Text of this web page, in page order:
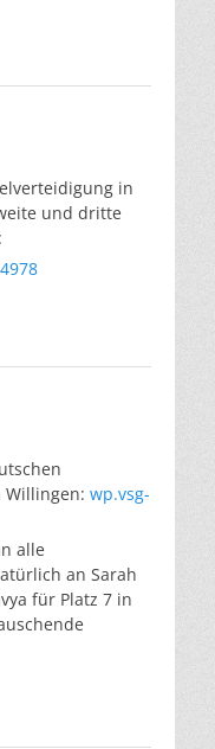
in
und dritte
Willingen: wp.vsg-
alle
an Sarah
für Platz 7 in